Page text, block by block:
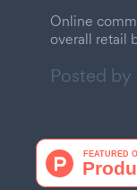
Online
overall retail
Posted by